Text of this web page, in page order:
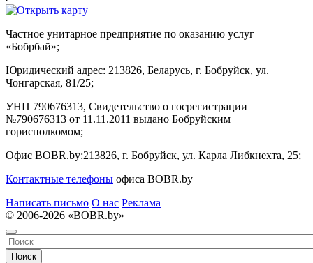
Частное унитарное предприятие по оказанию услуг
«Бобрбай»;
Юридический адрес: 213826, Беларусь, г. Бобруйск, ул.
Чонгарская, 81/25;
УНП 790676313, Свидетельство о госрегистрации
№790676313 от 11.11.2011 выдано Бобруйским
горисполкомом;
Офис BOBR.by:213826, г. Бобруйск, ул. Карла Либкнехта, 25;
Контактные телефоны офиса BOBR.by
Написать письмо О нас Реклама
© 2006-2026 «BOBR.by»
Поиск